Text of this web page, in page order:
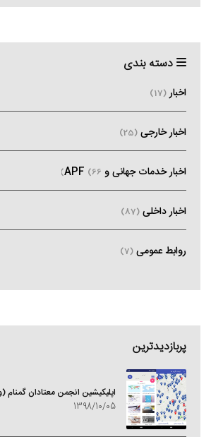
دسته بندی
اخبار(17)
اخبار خارجی (25)
اخبار خدمات جهانی و APF (66)
اخبار داخلی (87)
روابط عمومی (7)
پربازدیدترین
اپلیکیشین انجمن معتادان
1398/10/05